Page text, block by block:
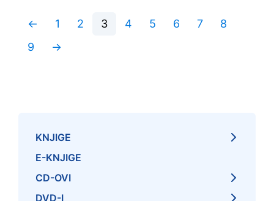
← 1 2 3 4 5 6 7
8
9
→
KNJIGE
E-KNJIGE
CD-OVI
DVD-I